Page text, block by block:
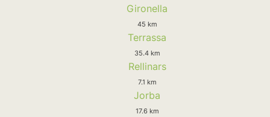
Gironella
45 km
Terrassa
35.4 km
Rellinars
7.1 km
Jorba
17.6 km